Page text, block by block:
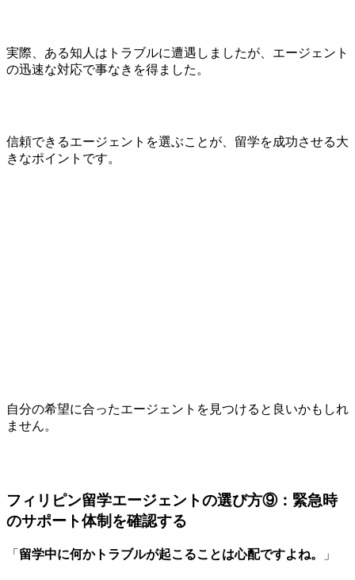
実際、ある知人はトラブルに遭遇しましたが、エージェント
の迅速な対応で事なきを得ました。
信頼できるエージェントを選ぶことが、留学を成功させる大
きなポイントです。
自分の希望に合ったエージェントを見つけると良いかもしれ
ません。
フィリピン留学エージェントの選び方⑨：緊急時
のサポート体制を確認する
「 留学中に何かトラブルが起こることは心配ですよね。 」